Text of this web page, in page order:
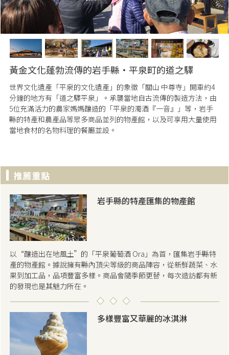
黃金文化蓬勃流傳的岩手縣・平泉町的道之驛
世界文化遺產「平泉的文化遺產」的象徵「關山 中尊寺」開車約4
分鐘的地方有「道之驛平泉」。承襲當地自古流傳的製造方法，由
5位充滿活力的農家媽媽釀造的「平泉的濁酒『一音』」等，岩手
縣的特產和農產品等眾多商品並列的物產館，以及可享用大量使用
當地食材的名物料理的餐廳並設。
岩手縣的特產匯集的物產館
以“釀造出在地風土”的「平泉葡萄酒 Ora」為首，匯集岩手縣特
產的物產館。據說擁有縣內頂尖等級的商品陣容，從新鮮蔬菜、水
果到加工品，品項豐富多樣。商品會隨季節更替，每次造訪都有新
的發現也是其魅力所在。
多樣豐富又華麗的冰淇淋